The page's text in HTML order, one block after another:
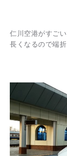
仁川空港がすご
長くなるので端折